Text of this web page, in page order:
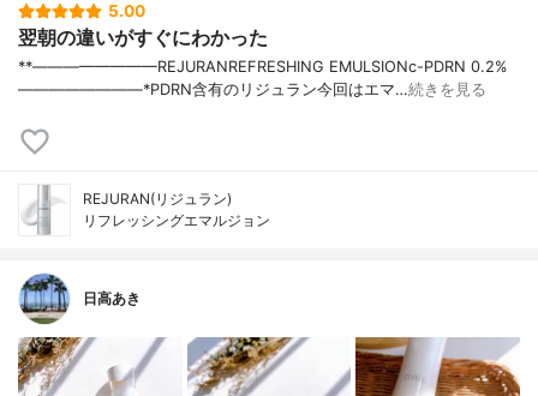
5.00
翌朝の違いがすぐにわかった
**————————⁡REJURAN⁡REFRESHING EMULSIONc-PDRN 0.2%⁡
————————⁡⁡⁡⁡*PDRN含有のリジュラン今回はエマ…続きを見る
REJURAN(リジュラン)
リフレッシングエマルジョン
日高あき